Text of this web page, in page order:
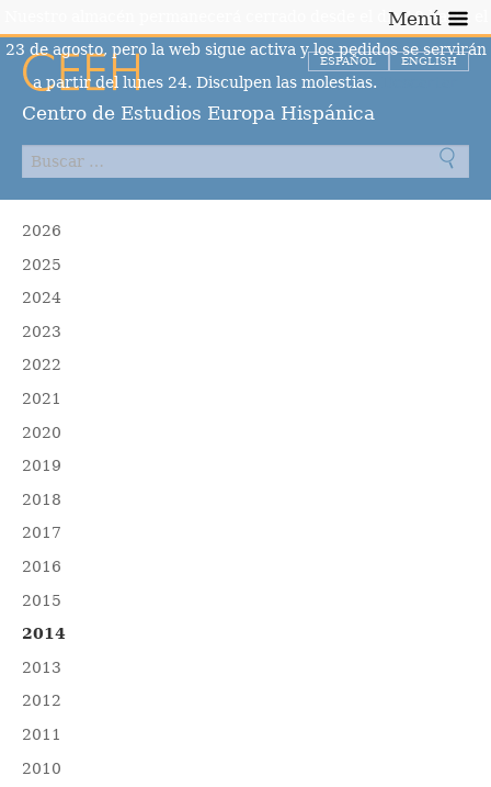
Centro de Estudios Europa Hispánica
ESPAÑOL ENGLISH
Menú
2026
2025
2024
2023
2022
2021
2020
2019
2018
2017
2016
2015
2014
2013
2012
2011
2010
Nuestro almacén permanecerá cerrado desde el día 10 hasta el
23 de agosto, pero la web sigue activa y los pedidos se servirán
a partir del lunes 24. Disculpen las molestias.